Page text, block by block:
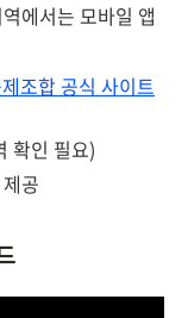
에서는 모바일 앱
조합 공식 사이트
확인 필요)
공